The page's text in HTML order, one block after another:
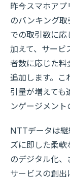
昨今スマホア
のバンキング取
での取引数に
加えて、サービ
者数に応じた料
追加します。こ
引量が増えて
ンゲージメント
NTTデータは
ズに即した柔
のデジタル化
サービスの創出